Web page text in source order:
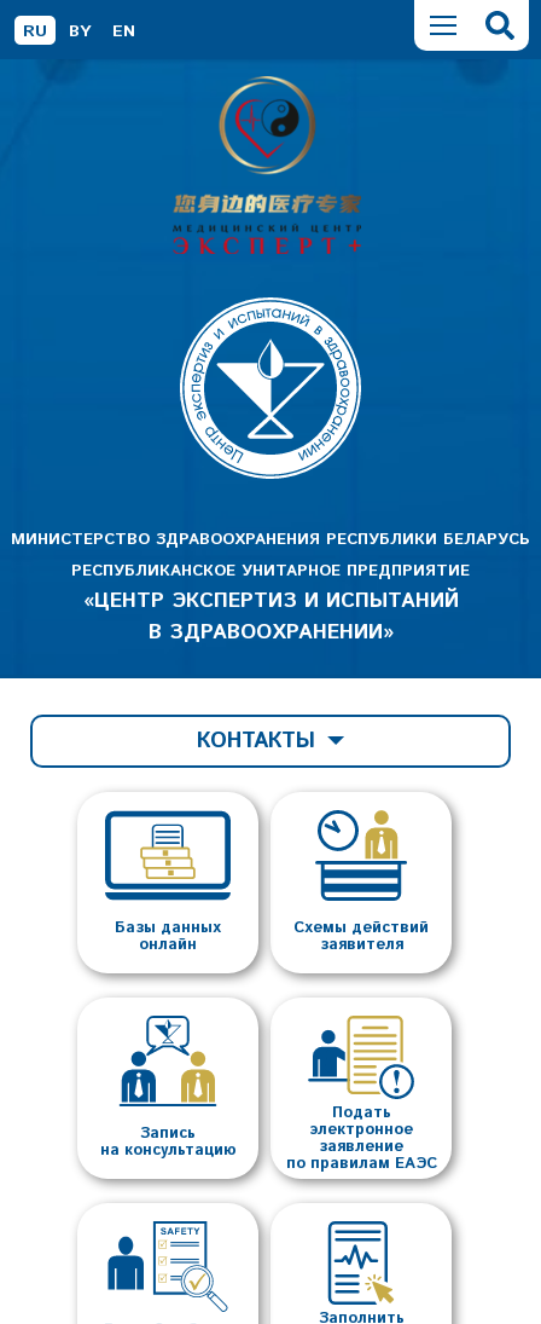
RU BY EN
МИНИСТЕРСТВО ЗДРАВООХРАНЕНИЯ РЕСПУБЛИКИ БЕЛАРУСЬ
РЕСПУБЛИКАНСКОЕ УНИТАРНОЕ ПРЕДПРИЯТИЕ
«ЦЕНТР ЭКСПЕРТИЗ И ИСПЫТАНИЙ
В ЗДРАВООХРАНЕНИИ»
КОНТАКТЫ
Базы данных
онлайн
Схемы действий
заявителя
Запись
на консультацию
Подать
электронное
заявление
по правилам ЕАЭС
Заполнить